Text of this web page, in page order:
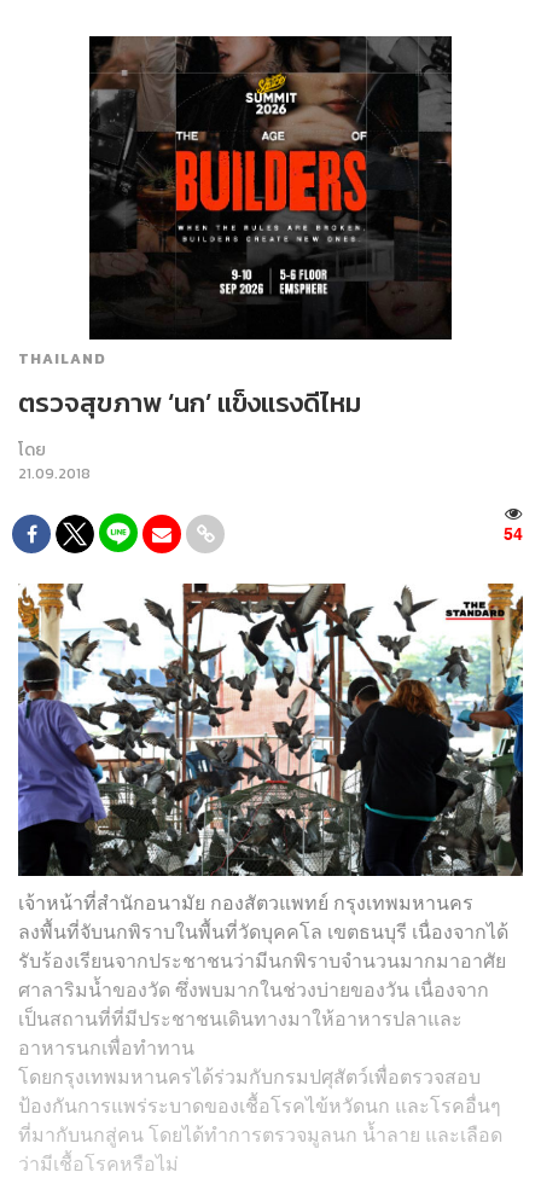
THAILAND
ตรวจสุขภาพ ‘นก’ แข็งแรงดีไหม
โดย
21.09.2018
54
เจ้าหน้าที่สำนักอนามัย กองสัตวแพทย์ กรุงเทพมหานคร
ลงพื้นที่จับนกพิราบในพื้นที่วัดบุคคโล เขตธนบุรี เนื่องจากได้
รับร้องเรียนจากประชาชนว่ามีนกพิราบจำนวนมากมาอาศัย
ศาลาริมน้ำของวัด ซึ่งพบมากในช่วงบ่ายของวัน เนื่องจาก
เป็นสถานที่ที่มีประชาชนเดินทางมาให้อาหารปลาและ
อาหารนกเพื่อทำทาน
โดยกรุงเทพมหานครได้ร่วมกับกรมปศุสัตว์เพื่อตรวจสอบ
ป้องกันการแพร่ระบาดของเชื้อโรคไข้หวัดนก และโรคอื่นๆ
ที่มากับนกสู่คน โดยได้ทำการตรวจมูลนก น้ำลาย และเลือด
ว่ามีเชื้อโรคหรือไม่